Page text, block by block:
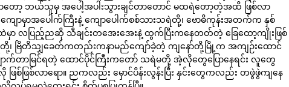
ော့ ဘယ်သူမှ အပေါ့အပါးသွားချင်တာတောင် မထရဲတော့တဲ့အထိ ဖြစ်လာ
ာမှာအပေါက်ကြီးနဲ့ ကျောပေါက်စစ်သားသရဲတို့၊ ဗောဓိကုန်းအတက်က နှစ်
မှာ လပြည့်ညဆို သီချင်းတအေးအေးနဲ့ ထွက်ပြီးကနေတတ်တဲ့ ခြေထော့ကျိုးဖြစ်
၊ ဗြိတိသျှခေတ်ကတည်းကနာမည်ကျော်ခဲ့တဲ့ ကျနော်တို့မြို့က အကျဉ်းထောင်
က်တာမြင်ရတဲ့ ထောင်ပိုင်ကြီးကတော် သရဲမတို့ အဲ့လိုတွေပြောနေရင်း လူတွေ
စ်ဖြစ်လာရော။ ညကလည်း မှောင်ပိန်းလွန်းပြီး နှင်းတွေကလည်း တဖွဲဖွဲကျနေ